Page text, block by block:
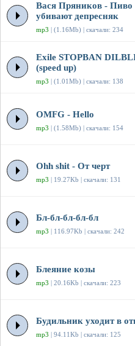
Вася Пряников - Пиво
убивают депресняк
mp3 | (1.16Mb) | скачали: 234
Exile STOPBAN
(speed up)
mp3 | (1.01Mb) | скачали: 138
OMFG - Hello
mp3 | (1.58Mb) | скачали: 154
Ohh shit - От черт
mp3 | 19.27Kb | скачали: 131
Бл-бл-бл-бл-бл
mp3 | 116.97Kb | скачали: 242
Блеяние козы
mp3 | 20.16Kb | скачали: 223
Будильник уходит в
mp3 | 94.11Kb | скачали: 125